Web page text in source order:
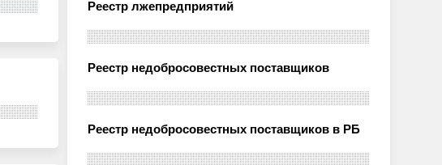
Реестр лжепредприятий
Реестр недобросовестных поставщиков
Реестр недобросовестных поставщиков в РБ